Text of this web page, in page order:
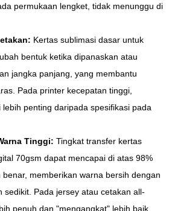
permukaan lengket, tidak menunggu di
Kertas sublimasi dasar untuk
bentuk ketika dipanaskan atau
jangka panjang, yang membantu
Pada printer kecepatan tinggi,
penting daripada spesifikasi pada
Tinggi: Tingkat transfer kertas
70gsm dapat mencapai di atas 98%
memberikan warna bersih dengan
sedikit. Pada jersey atau cetakan all-
penuh dan "mengangkat" lebih baik